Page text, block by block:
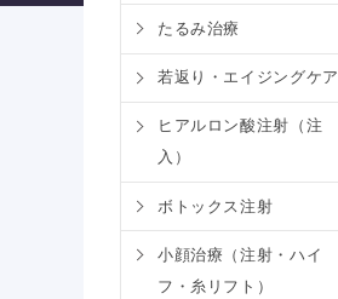
たるみ治療
若返り・エイジングケア
ヒアルロン酸注射（注
入）
ボトックス注射
小顔治療（注射・ハイ
フ・糸リフト）